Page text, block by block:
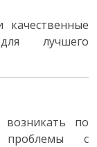
качественные
лучшего
по
проблемы с